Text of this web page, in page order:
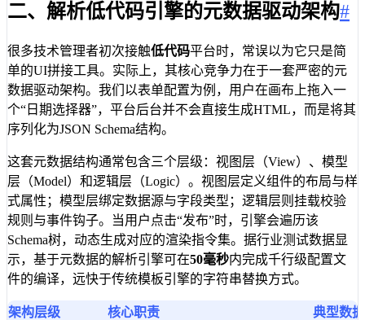
二、解析低代码引擎的元数据驱动架构#
很多技术管理者初次接触低代码平台时，常误以为它只是简
单的UI拼接工具。实际上，其核心竞争力在于一套严密的元
数据驱动架构。我们以表单配置为例，用户在画布上拖入一
个“日期选择器”，平台后台并不会直接生成HTML，而是将其
序列化为JSON Schema结构。
这套元数据结构通常包含三个层级：视图层（View）、模型
层（Model）和逻辑层（Logic）。视图层定义组件的布局与样
式属性；模型层绑定数据源与字段类型；逻辑层则挂载校验
规则与事件钩子。当用户点击“发布”时，引擎会遍历该
Schema树，动态生成对应的渲染指令集。据行业测试数据显
示，基于元数据的解析引擎可在50毫秒内完成千行级配置文
件的编译，远快于传统模板引擎的字符串替换方式。
架构层级 核心职责
典型数